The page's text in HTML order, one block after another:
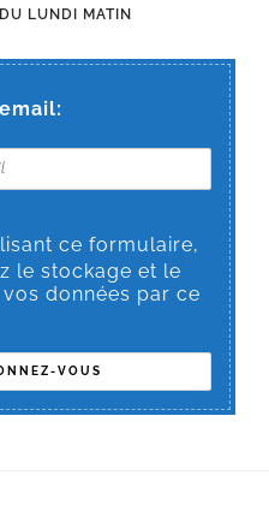
LUNDI MATIN
ce formulaire,
le stockage et le
données par ce